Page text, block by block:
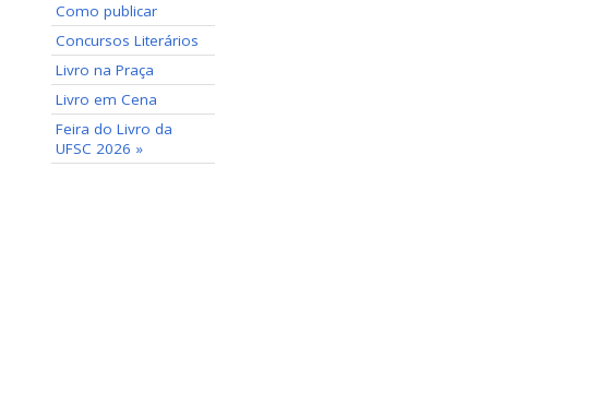
Como publicar
Concursos Literários
Livro na Praça
Livro em Cena
Feira do Livro da
UFSC 2026 »